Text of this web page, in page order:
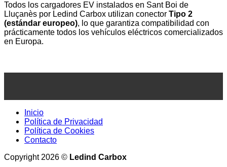
Todos los cargadores EV instalados en Sant Boi de
Lluçanès por Ledind Carbox utilizan conector Tipo 2
(estándar europeo), lo que garantiza compatibilidad con
prácticamente todos los vehículos eléctricos comercializados
en Europa.
Inicio
Política de Privacidad
Política de Cookies
Contacto
Copyright 2026 © Ledind Carbox